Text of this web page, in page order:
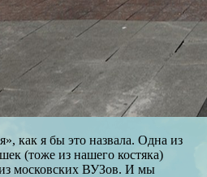
как я бы это назвала. Одна из
(тоже из нашего костяка)
московских ВУЗов. И мы